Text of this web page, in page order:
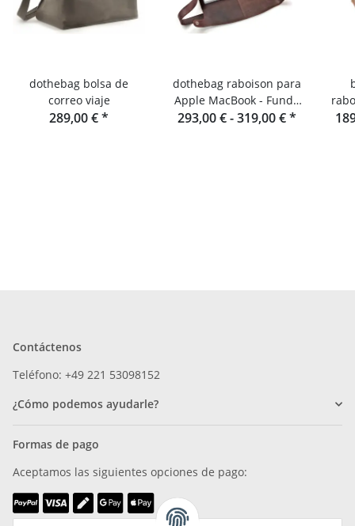
dothebag bolsa de
correo viaje
289,00 €*
dothebag raboison para
Apple MacBook - Funda
para portátil de cuero
293,00 € -319,00 €*
Contáctenos
Teléfono: +49 221 53098152
¿Cómo podemos ayudarle?
Formas de pago
Aceptamos las siguientes opciones de pago: